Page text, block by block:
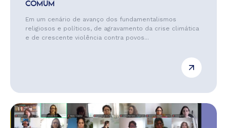
COMUM
Em um cenário de avanço dos fundamentalismos
religiosos e políticos, de agravamento da crise climática
e de crescente violência contra povos...